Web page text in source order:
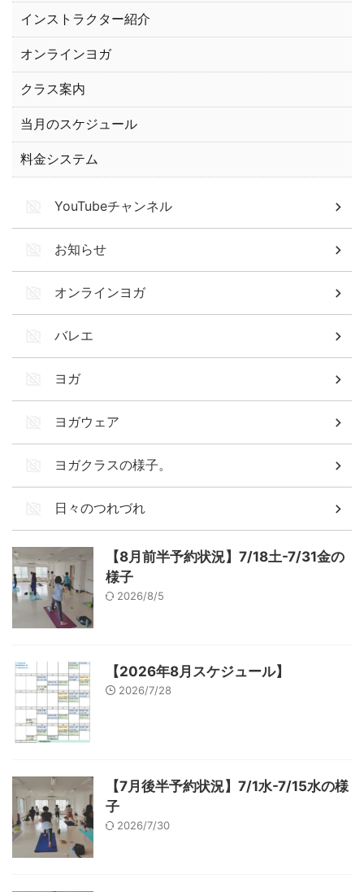
インストラクター紹介
オンラインヨガ
クラス案内
当月のスケジュール
料金システム
YouTubeチャンネル
お知らせ
オンラインヨガ
バレエ
ヨガ
ヨガウェア
ヨガクラスの様子。
日々のつれづれ
【8月前半予約状況】7/18土-7/31金の
様子
2026/8/5
【2026年8月スケジュール】
2026/7/28
【7月後半予約状況】7/1水-7/15水の様
子
2026/7/30